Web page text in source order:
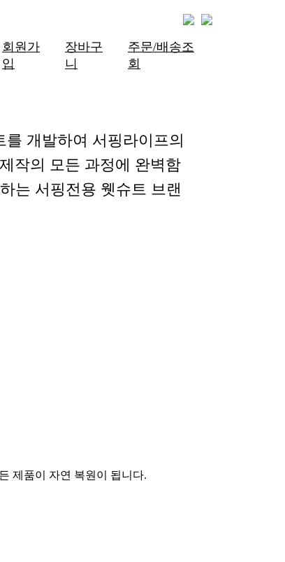
회원가
입
장바구
니
주문/배송조
회
개발하여 서핑라이프의
작의 모든 과정에 완벽함
는 서핑전용 웻슈트 브랜
제품이 자연 복원이 됩니다.